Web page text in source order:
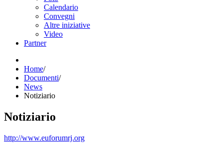
Calendario
Convegni
Altre iniziative
Video
Partner
Home/
Documenti/
News
Notiziario
Notiziario
http://www.euforumrj.org